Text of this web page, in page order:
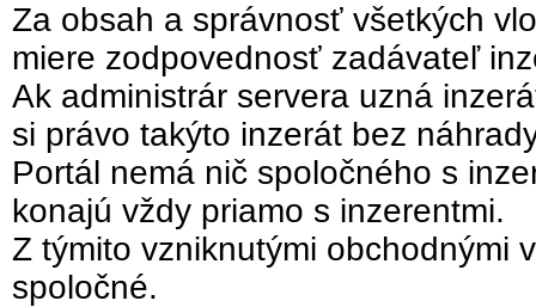
Za obsah a správnosť všetkých
miere zodpovednosť zadávateľ
Ak administrár servera uzná
si právo takýto inzerát bez
Portál nemá nič spoločného s
konajú vždy priamo s inzerentmi.
Z týmito vzniknutými obchodnými
spoločné.